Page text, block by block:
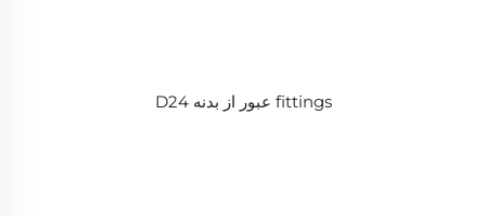
fittings عبور از بدنه D24